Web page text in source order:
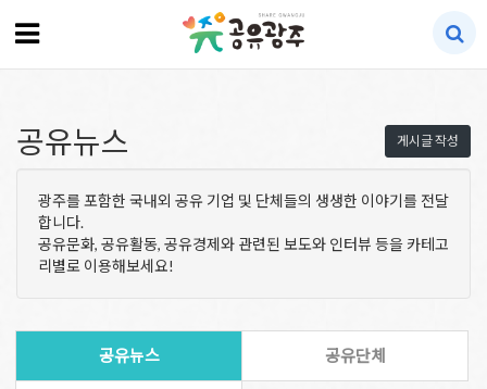
게시글 작성
공유뉴스
광주를 포함한 국내외 공유 기업 및 단체들의 생생한 이야기를 전달
합니다.
공유문화, 공유활동, 공유경제와 관련된 보도와 인터뷰 등을 카테고
리별로 이용해보세요!
공유뉴스 공유단체